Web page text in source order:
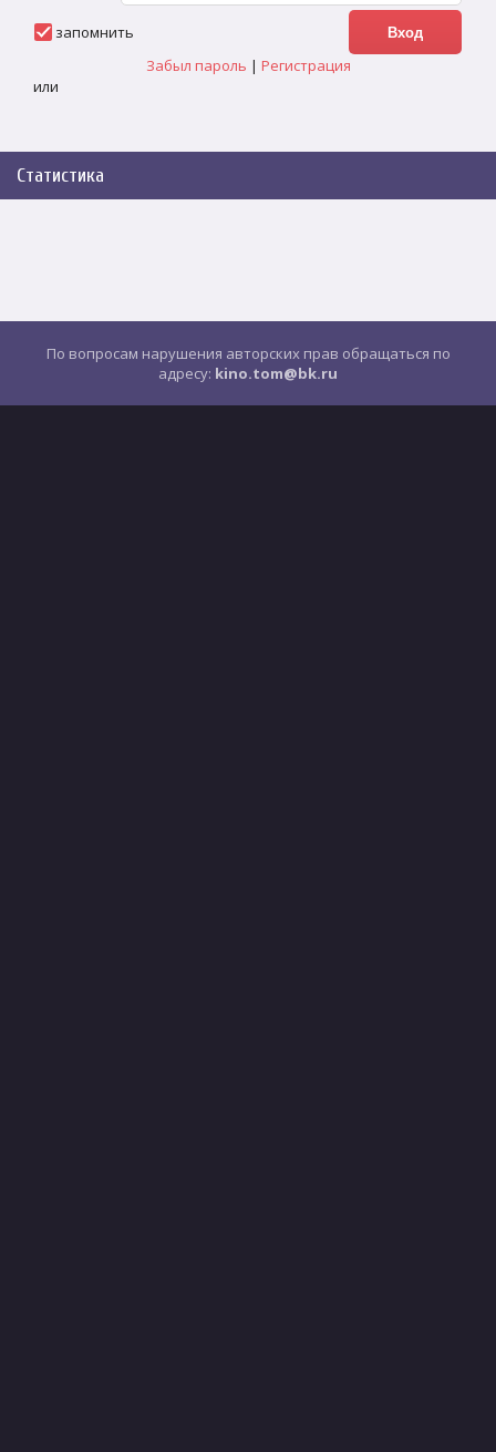
запомнить
Забыл пароль | Регистрация
или
Статистика
По вопросам нарушения авторских прав обращаться по
адресу: kino.tom@bk.ru